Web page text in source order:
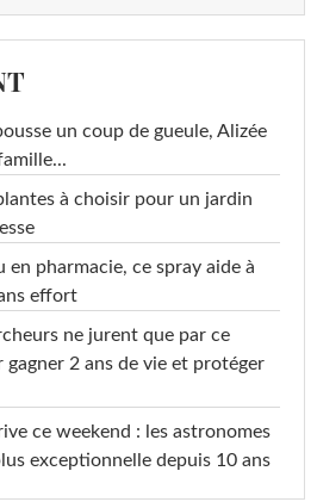
un coup de gueule, Alizée
à choisir pour un jardin
en pharmacie, ce spray aide à
effort
ne jurent que par ce
gagner 2 ans de vie et protéger
ce weekend : les astronomes
exceptionnelle depuis 10 ans